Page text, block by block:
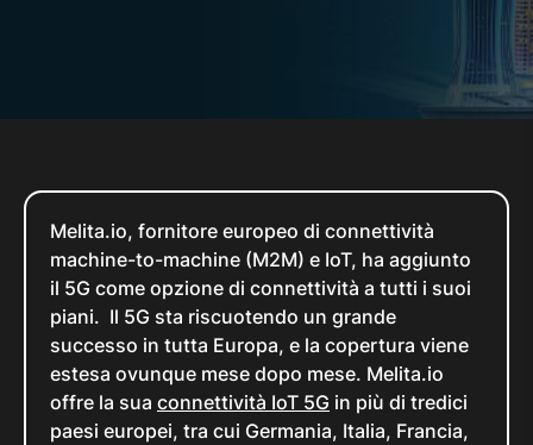
Melita.io, fornitore europeo di connettività
machine-to-machine (M2M) e IoT, ha aggiunto
il 5G come opzione di connettività a tutti i suoi
piani. Il 5G sta riscuotendo un grande
successo in tutta Europa, e la copertura viene
estesa ovunque mese dopo mese. Melita.io
offre la sua connettività IoT 5G in più di tredici
paesi europei, tra cui Germania, Italia, Francia,